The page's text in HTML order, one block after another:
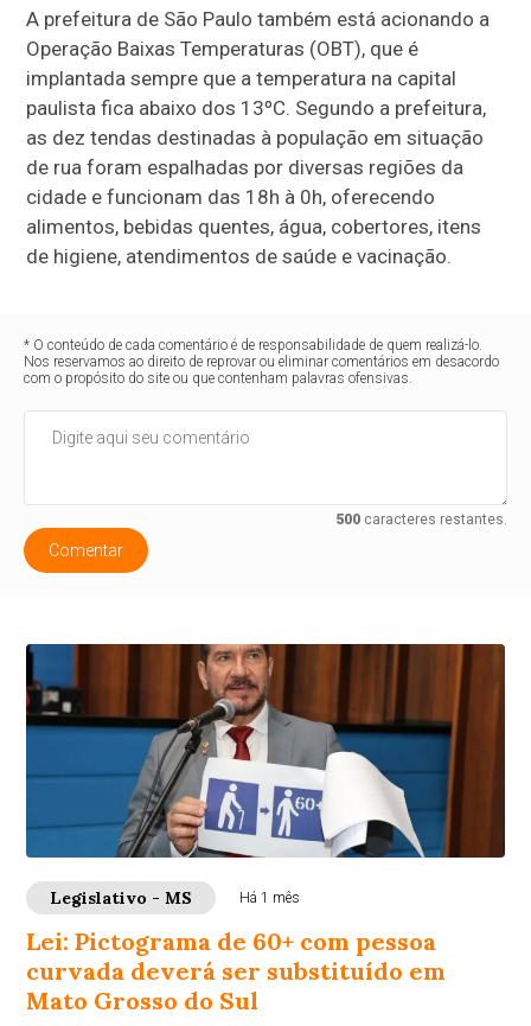
A prefeitura de São Paulo também está acionando a
Operação Baixas Temperaturas (OBT), que é
implantada sempre que a temperatura na capital
paulista fica abaixo dos 13ºC. Segundo a prefeitura,
as dez tendas destinadas à população em situação
de rua foram espalhadas por diversas regiões da
cidade e funcionam das 18h à 0h, oferecendo
alimentos, bebidas quentes, água, cobertores, itens
de higiene, atendimentos de saúde e vacinação.
* O conteúdo de cada comentário é de responsabilidade de quem realizá-lo.
Nos reservamos ao direito de reprovar ou eliminar comentários em desacordo
com o propósito do site ou que contenham palavras ofensivas.
500caracteres restantes.
Comentar
Legislativo - MS Há 1 mês
Lei: Pictograma de 60+ com pessoa
curvada deverá ser substituído em
Mato Grosso do Sul